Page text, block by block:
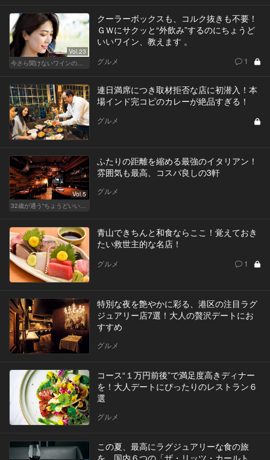
Vol.23
今さら聞けないワインの基礎知識
クーラーボックスも、コルク抜きも不要！
ＧＷにサクッと“外飲み”するのにちょうど
いいワイン、教えます 。
グルメ 1
連日満席につき取材拒否な店に初潜入！本
場インド完コピのカレーが絶品すぎる！
グルメ
Vol.5
ふたりの距離を縮める最強のイタリアン！
雰囲気も最高、コスパ良しの3軒
グルメ
青山できちんと和食ならここ！覚えておき
たい救世主的な名店！
グルメ 1
特別な夜を艶やかに彩る、港区の注目ラグ
ジュアリー店7選！大人の贅沢デートにお
すすめ
グルメ
コース“１万円前後”で満足度高きディナー
を！大人デートにぴったりのレストラン６
選
グルメ
この夏、最高にラグジュアリーな食の旅
を。国内６つの「ザ・リッツ・カールト